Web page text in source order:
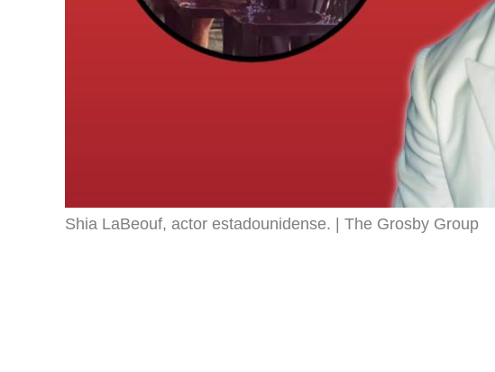
Shia LaBeouf, actor estadounidense. The Grosby Group